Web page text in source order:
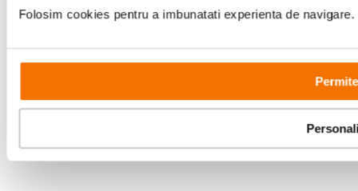
Folosim cookies pentru a imbunatati experienta de